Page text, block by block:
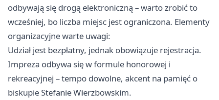
odbywają się drogą elektroniczną – warto zrobić to
wcześniej, bo liczba miejsc jest ograniczona. Elementy
organizacyjne warte uwagi:
Udział jest bezpłatny, jednak obowiązuje rejestracja.
Impreza odbywa się w formule honorowej i
rekreacyjnej – tempo dowolne, akcent na pamięć o
biskupie Stefanie Wierzbowskim.